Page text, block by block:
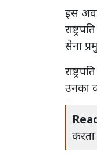
इस
सेना
उनका
करता